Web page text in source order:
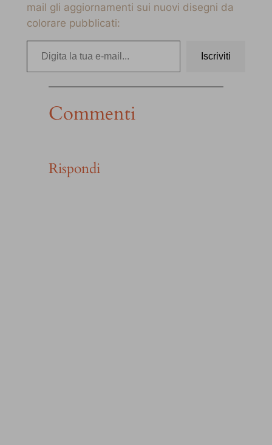
mail gli aggiornamenti sui nuovi disegni da
colorare pubblicati:
Digita la tua e-mail…
Iscriviti
Commenti
Rispondi